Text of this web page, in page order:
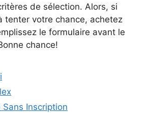
de sélection. Alors, si
tenter votre chance, achetez
le formulaire avant le
chance!
Inscription